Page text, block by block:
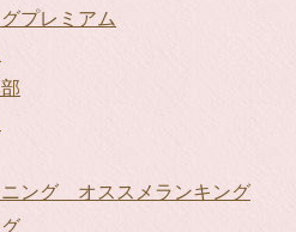
プレミアム
ング オススメランキング